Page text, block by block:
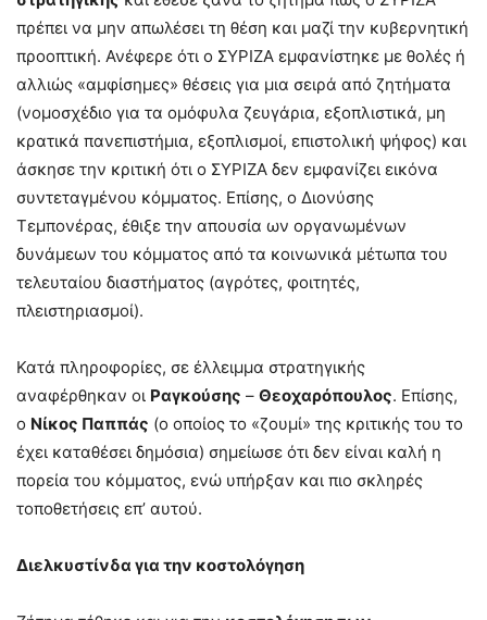
πρέπει να μην απωλέσει τη θέση και μαζί την κυβερνητική
προοπτική. Ανέφερε ότι ο ΣΥΡΙΖΑ εμφανίστηκε με θολές ή
αλλιώς «αμφίσημες» θέσεις για μια σειρά από ζητήματα
(νομοσχέδιο για τα ομόφυλα ζευγάρια, εξοπλιστικά, μη
κρατικά πανεπιστήμια, εξοπλισμοί, επιστολική ψήφος) και
άσκησε την κριτική ότι ο ΣΥΡΙΖΑ δεν εμφανίζει εικόνα
συντεταγμένου κόμματος. Επίσης, ο Διονύσης
Τεμπονέρας, έθιξε την απουσία ων οργανωμένων
δυνάμεων του κόμματος από τα κοινωνικά μέτωπα του
τελευταίου διαστήματος (αγρότες, φοιτητές,
πλειστηριασμοί).
Κατά πληροφορίες, σε έλλειμμα στρατηγικής
αναφέρθηκαν οι Ραγκούσης – Θεοχαρόπουλος. Επίσης,
ο Νίκος Παππάς (ο οποίος το «ζουμί» της κριτικής του το
έχει καταθέσει δημόσια) σημείωσε ότι δεν είναι καλή η
πορεία του κόμματος, ενώ υπήρξαν και πιο σκληρές
τοποθετήσεις επ’ αυτού.
Διελκυστίνδα για την κοστολόγηση